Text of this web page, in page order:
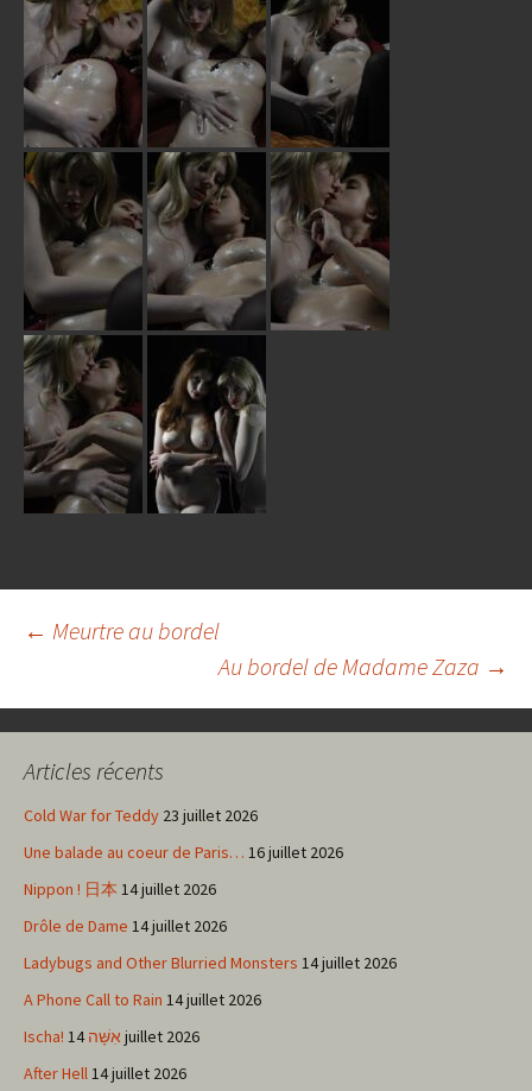
Navigation
des
articles
← Meurtre au bordel
Au bordel de Madame Zaza →
Articles récents
Cold War for Teddy 23 juillet 2026
Une balade au coeur de Paris… 16 juillet 2026
Nippon ! 日本 14 juillet 2026
Drôle de Dame 14 juillet 2026
Ladybugs and Other Blurried Monsters 14 juillet 2026
A Phone Call to Rain 14 juillet 2026
Ischa! אִשָּׁה14 juillet 2026
After Hell14 juillet 2026